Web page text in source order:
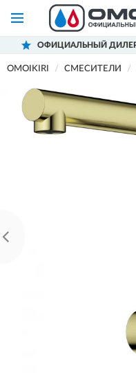
ДИЛЕРOMOIKIRI В РОССИИ
OMOIKIRI СМЕСИТЕЛИ